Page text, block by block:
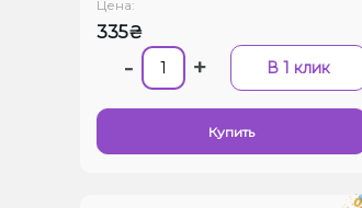
Цена:
335₴
- + В 1 клик
Купить